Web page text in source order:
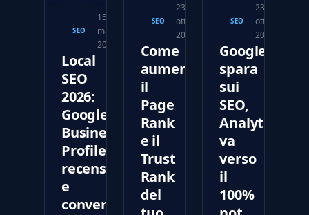
SEO
15
marzo
2026
Local
SEO
2026:
Google
Business
Profile,
recensioni
e
conversioni
SEO
23
ottobre
2017
Come
aumentare
il
Page
Rank
e il
Trust
Rank
del
SEO
23
ottobre
2017
Google
spara
sui
SEO,
Analytics
va
verso
il
100%